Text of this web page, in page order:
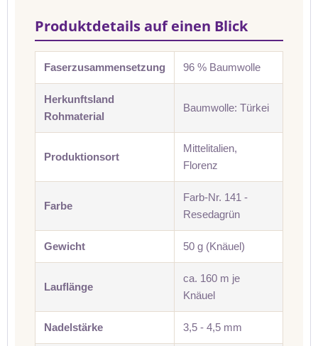
Produktdetails auf einen Blick
Faserzusammensetzung 96 % Baumwolle
Herkunftsland
Rohmaterial
Baumwolle: Türkei
Produktionsort
Mittelitalien,
Florenz
Farbe
Farb-Nr. 141 -
Resedagrün
Gewicht 50 g (Knäuel)
Lauflänge
ca. 160 m je
Knäuel
Nadelstärke 3,5 - 4,5 mm